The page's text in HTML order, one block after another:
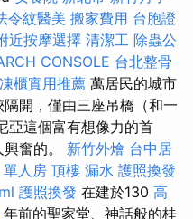
令紋醫美 搬家費用 台胞證
近按摩選擇 清潔工 除蟲公
CONSOLE 台北整骨
櫃實用推薦 萬居民的城市
開，僅由三座吊橋（和一
亞這個富有想像力的首
奮的。 新竹外燴 台中居
人房 頂樓 漏水 護照換發
護照換發 在建於130 高
年前的聖家堂、神話般的桂